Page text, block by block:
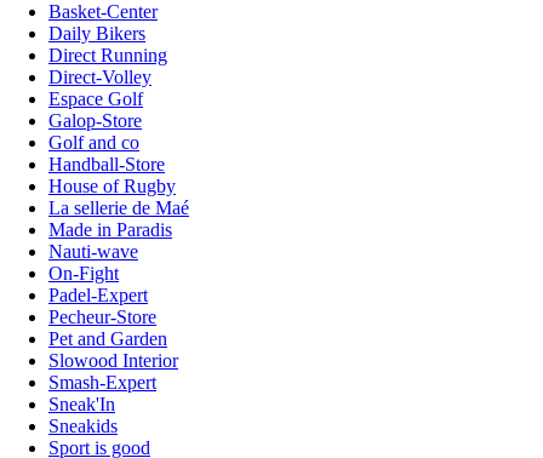
Basket-Center
Daily Bikers
Direct Running
Direct-Volley
Espace Golf
Galop-Store
Golf and co
Handball-Store
House of Rugby
La sellerie de Maé
Made in Paradis
Nauti-wave
On-Fight
Padel-Expert
Pecheur-Store
Pet and Garden
Slowood Interior
Smash-Expert
Sneak'In
Sneakids
Sport is good